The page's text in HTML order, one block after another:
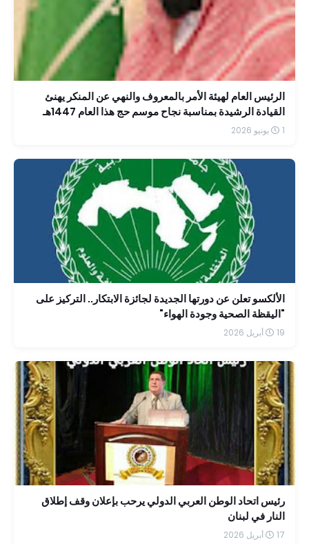
الرئيس العام لهيئة الأمر بالمعروف والنهي عن المنكر يهنئ
القيادة الرشيدة بمناسبة نجاح موسم حج هذا العام 1447هـ
1 يونيو 2026
الألكسو تعلن عن دورتها الجديدة لجائزة الابتكار.. التركيز على
"اليقظة الصحية وجودة الهواء"
19 أبريل 2026
رئيس اتحاد الوطن العربي الدولي يرحب بإعلان وقف إطلاق
النار في لبنان
17 أبريل 2026